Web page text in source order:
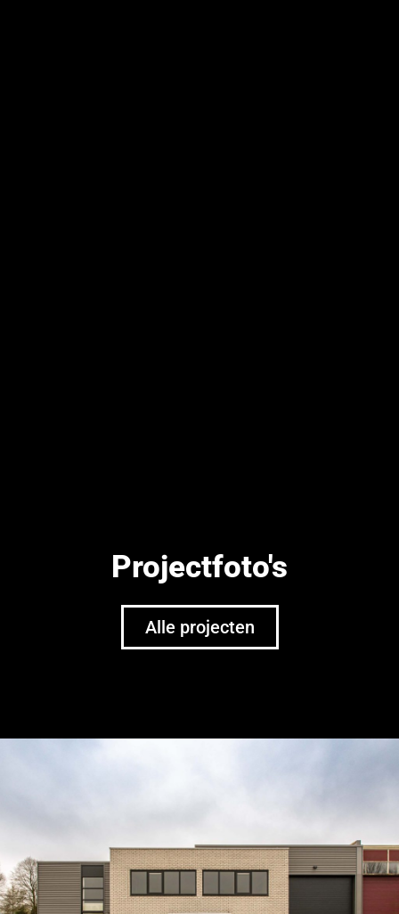
Projectfoto's
Alle projecten